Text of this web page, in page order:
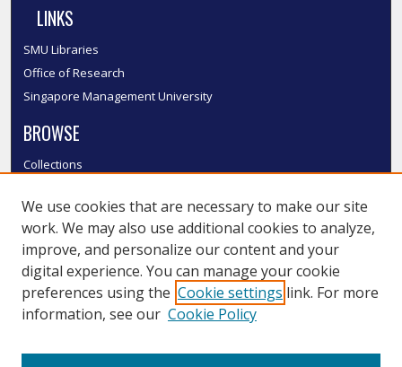
LINKS
SMU Libraries
Office of Research
Singapore Management University
BROWSE
Collections
Authors
SMU Authors
SMU Research Areas
LINKS
We use cookies that are necessary to make our site
work. We may also use additional cookies to analyze,
improve, and personalize our content and your
digital experience. You can manage your cookie
preferences using the Cookie settings link. For more
information, see our Cookie Policy